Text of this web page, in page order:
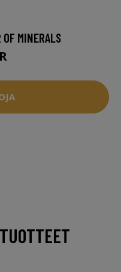
OF MINERALS